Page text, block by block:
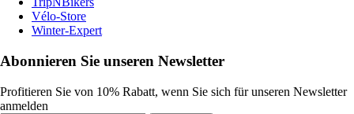
Vélo-Store
Winter-Expert
Abonnieren Sie unseren Newsletter
Profitieren Sie von 10% Rabatt, wenn Sie sich für unseren Newsletter
anmelden